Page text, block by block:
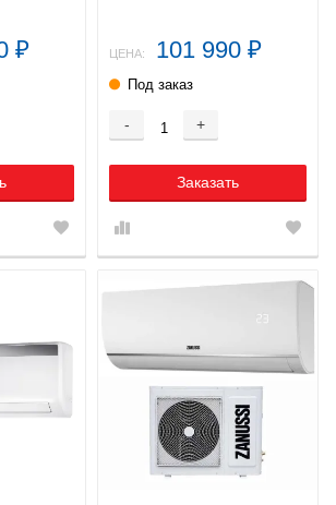
₽ ЦЕНА: 101 990 ₽
Под заказ
- +
Заказать